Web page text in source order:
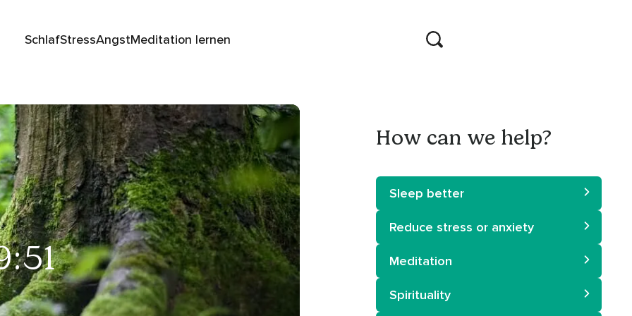
SchlafStressAngstMeditation lernen
How can we help?
Sleep better
Reduce stress or anxiety
Meditation
Spirituality